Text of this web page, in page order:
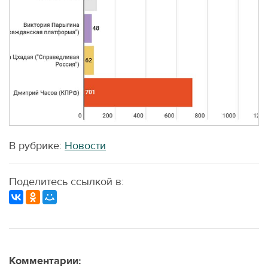
В рубрике: Новости
Поделитесь ссылкой в:
Комментарии: